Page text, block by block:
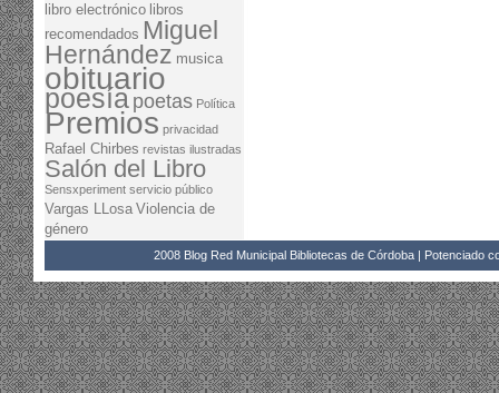
libro electrónico libros
recomendados Miguel
Hernández musica
obituario
poesía poetas Política
Premios privacidad
Rafael Chirbes revistas ilustradas
Salón del Libro
Sensxperiment servicio público
Vargas LLosa Violencia de
género
2008 Blog Red Municipal Bibliotecas de Córdoba | Potenciado